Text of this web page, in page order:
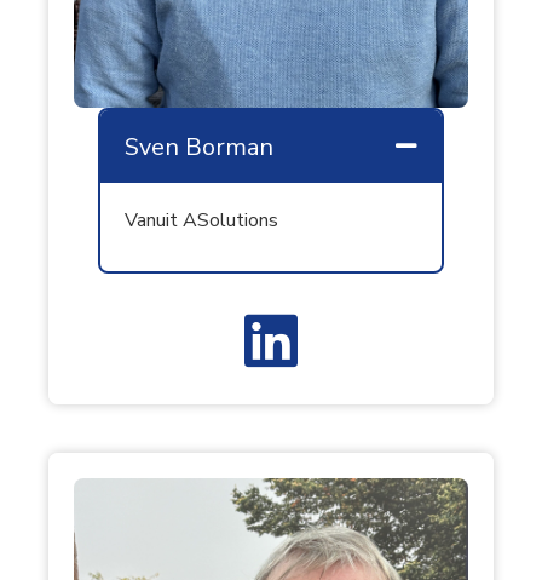
Sven Borman
Vanuit ASolutions